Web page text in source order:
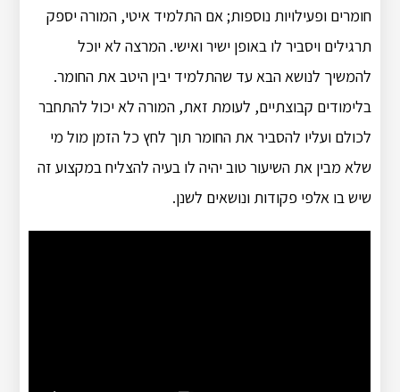
חומרים ופעילויות נוספות; אם התלמיד איטי, המורה יספק
תרגילים ויסביר לו באופן ישיר ואישי. המרצה לא יוכל
להמשיך לנושא הבא עד שהתלמיד יבין היטב את החומר.
בלימודים קבוצתיים, לעומת זאת, המורה לא יכול להתחבר
לכולם ועליו להסביר את החומר תוך לחץ ​​כל הזמן מול מי
שלא מבין את השיעור טוב יהיה לו בעיה להצליח במקצוע זה
שיש בו אלפי פקודות ונושאים לשנן.